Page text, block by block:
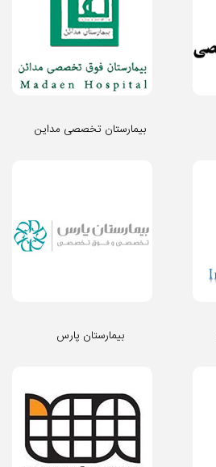
بیمارستان تخصصی مداین
بیمارستان پارس